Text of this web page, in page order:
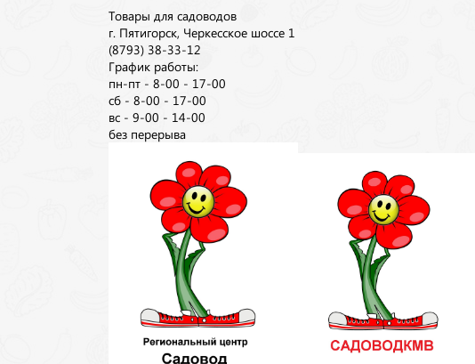
Товары для садоводов
г. Пятигорск, Черкесское шоссе 1
(8793) 38-33-12
График работы:
пн-пт - 8-00 - 17-00
сб - 8-00 - 17-00
вс - 9-00 - 14-00
без перерыва